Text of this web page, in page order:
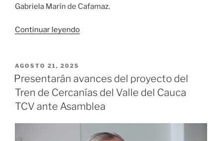
Gabriela Marín de Cafamaz.
Continuar leyendo«Ministerio
la
atención
integral
a
la
primera
PUBLICADO
EL
AGOSTO 21, 2025
Presentarán avances del proyecto del
Tren de Cercanías del Valle del Cauca
TCV ante Asamblea